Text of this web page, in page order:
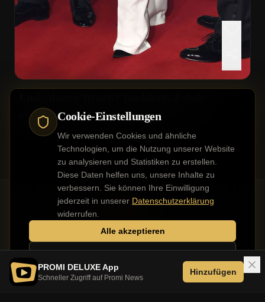
Cookie-Einstellungen
Wir verwenden Cookies und ähnliche
Technologien, um die Nutzung unserer Website
zu analysieren und Statistiken zu erstellen.
Diese Daten helfen uns, unsere Inhalte zu
verbessern. Sie können Ihre Einwilligung
jederzeit in unserer Datenschutzerklärung
widerrufen.
Alle akzeptieren
Nur notwendige
PROMI DELUXE App
Schneller Zugriff auf Promi News
Hinzufügen
eskaliert kurz vor Weihnachten
ImpressumDatenschutzWerbung buchen